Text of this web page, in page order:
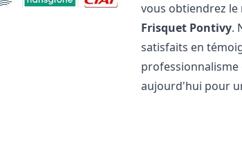
vous obtiendrez
Frisquet Pontivy.
satisfaits en
professionnalisme
aujourd'hui pour